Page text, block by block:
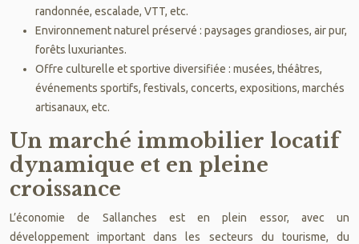
randonnée, escalade, VTT, etc.
Environnement naturel préservé : paysages grandioses, air pur,
forêts luxuriantes.
Offre culturelle et sportive diversifiée : musées, théâtres,
événements sportifs, festivals, concerts, expositions, marchés
artisanaux, etc.
Un marché immobilier locatif
dynamique et en pleine
croissance
L’économie de Sallanches est en plein essor, avec un
développement important dans les secteurs du tourisme, du